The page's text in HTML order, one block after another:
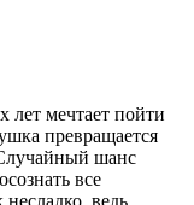
лет мечтает пойти
превращается
шанс
все
ведь